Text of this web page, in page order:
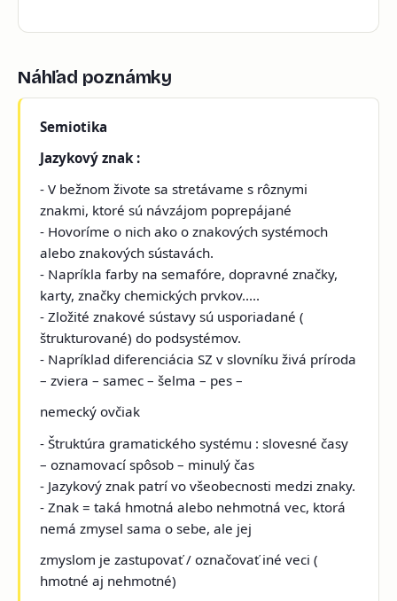
Náhľad poznámky
Semiotika
Jazykový znak :
- V bežnom živote sa stretávame s rôznymi
znakmi, ktoré sú návzájom poprepájané
- Hovoríme o nich ako o znakových systémoch
alebo znakových sústavách.
- Napríkla farby na semafóre, dopravné značky,
karty, značky chemických prvkov.....
- Zložité znakové sústavy sú usporiadané (
štrukturované) do podsystémov.
- Napríklad diferenciácia SZ v slovníku živá príroda
– zviera – samec – šelma – pes –
nemecký ovčiak
- Štruktúra gramatického systému : slovesné časy
– oznamovací spôsob – minulý čas
- Jazykový znak patrí vo všeobecnosti medzi znaky.
- Znak = taká hmotná alebo nehmotná vec, ktorá
nemá zmysel sama o sebe, ale jej
zmyslom je zastupovať / označovať iné veci (
hmotné aj nehmotné)